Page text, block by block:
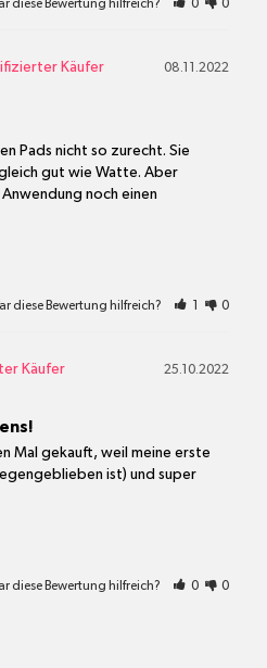
diese Bewertung hilfreich? 0 0
08.11.2022
Pads nicht so zurecht. Sie
gut wie Watte. Aber
noch einen
diese Bewertung hilfreich? 1 0
25.10.2022
Mal gekauft, weil meine erste
ist) und super
diese Bewertung hilfreich? 0 0